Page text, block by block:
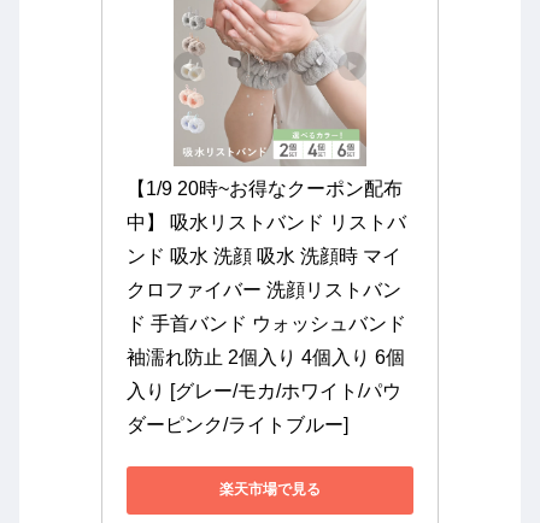
【1/9 20時~お得なクーポン配布
中】 吸水リストバンド リストバ
ンド 吸水 洗顔 吸水 洗顔時 マイ
クロファイバー 洗顔リストバン
ド 手首バンド ウォッシュバンド
袖濡れ防止 2個入り 4個入り 6個
入り [グレー/モカ/ホワイト/パウ
ダーピンク/ライトブルー]
楽天市場で見る